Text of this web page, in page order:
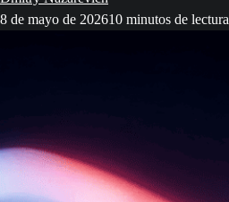
8 de mayo de 202610 minutos de lectura